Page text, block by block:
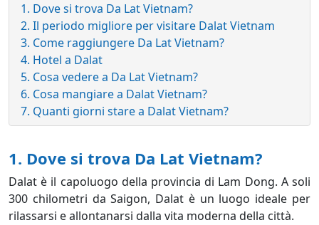
1. Dove si trova Da Lat Vietnam?
2. Il periodo migliore per visitare Dalat Vietnam
3. Come raggiungere Da Lat Vietnam?
4. Hotel a Dalat
5. Cosa vedere a Da Lat Vietnam?
6. Cosa mangiare a Dalat Vietnam?
7. Quanti giorni stare a Dalat Vietnam?
1. Dove si trova Da Lat Vietnam?
Dalat è il capoluogo della provincia di Lam Dong. A soli
300 chilometri da Saigon, Dalat è un luogo ideale per
rilassarsi e allontanarsi dalla vita moderna della città.